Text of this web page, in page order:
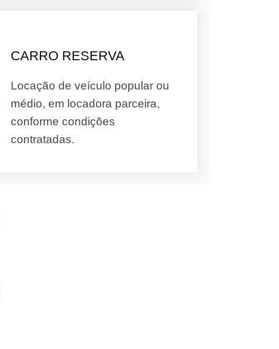
CARRO RESERVA
Locação de veículo popular ou
médio, em locadora parceira,
conforme condições
contratadas.